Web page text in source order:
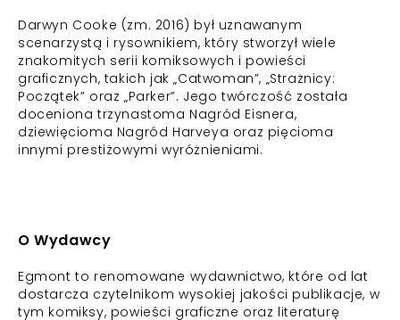
Darwyn Cooke (zm. 2016) był uznawanym
scenarzystą i rysownikiem, który stworzył wiele
znakomitych serii komiksowych i powieści
graficznych, takich jak „Catwoman”, „Strażnicy:
Początek” oraz „Parker”. Jego twórczość została
doceniona trzynastoma Nagród Eisnera,
dziewięcioma Nagród Harveya oraz pięcioma
innymi prestiżowymi wyróżnieniami.
O Wydawcy
Egmont to renomowane wydawnictwo, które od lat
dostarcza czytelnikom wysokiej jakości publikacje, w
tym komiksy, powieści graficzne oraz literaturę